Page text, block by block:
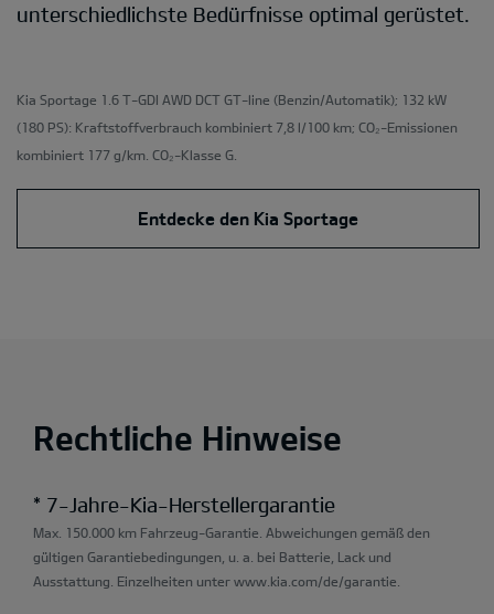
unterschiedlichste Bedürfnisse optimal gerüstet.
Kia Sportage 1.6 T-GDI AWD DCT GT-line (Benzin/Automatik); 132 kW
(180 PS): Kraftstoffverbrauch kombiniert 7,8 l/100 km; CO₂-Emissionen
kombiniert 177 g/km. CO₂-Klasse G.
Entdecke den Kia Sportage
Rechtliche Hinweise
* 7-Jahre-Kia-Herstellergarantie
Max. 150.000 km Fahrzeug-Garantie. Abweichungen gemäß den
gültigen Garantiebedingungen, u. a. bei Batterie, Lack und
Ausstattung. Einzelheiten unter www.kia.com/de/garantie.